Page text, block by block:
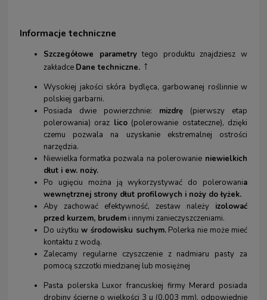
Informacje techniczne
Szczegółowe parametrytego produktu znajdziesz w
zakładce Dane techniczne. ↑
Wysokiej jakości skóra bydlęca, garbowanej roślinnie w
polskiej garbarni.
Posiada dwie powierzchnie: mizdrę (pierwszy etap
polerowania) oraz lico(polerowanie ostateczne), dzięki
czemu pozwala na uzyskanie ekstremalnej ostrości
narzędzia.
Niewielka formatka pozwala na polerowanieniewielkich
dłut i ew. noży.
Po ugięciu można ją wykorzystywać do polerowania
wewnętrznej strony dłut profilowych i noży do łyżek.
Aby zachować efektywność, zestaw należy izolować
przed kurzem, brudem i innymi zanieczyszczeniami.
Do użytku w środowisku suchym.Polerka nie może mieć
kontaktu z wodą.
Zalecamy regularne czyszczenie z nadmiaru pasty za
pomocą szczotki miedzianej lub mosiężnej
Pasta polerska Luxor francuskiej firmy Merard posiada
drobiny ścierne o wielkości 3 µ (0,003 mm), odpowiednie